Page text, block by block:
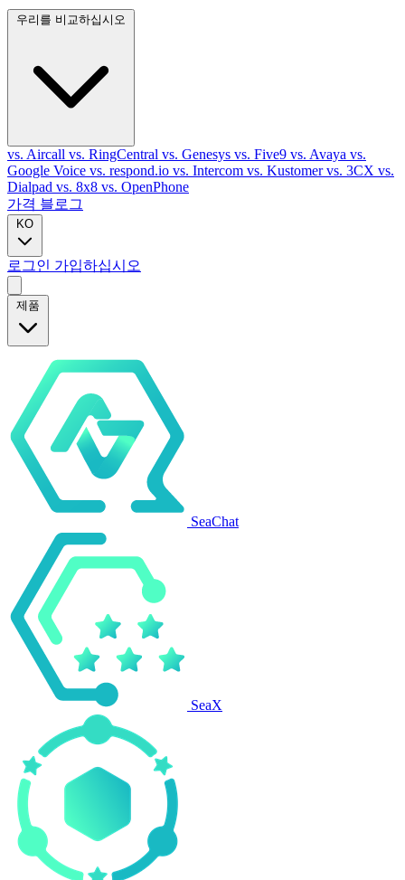
vs. Aircall vs. RingCentral vs. Genesys vs. Five9 vs. Avaya vs.
Google Voice vs. respond.io vs. Intercom vs. Kustomervs. 3CX vs.
Dialpad vs. 8x8 vs. OpenPhone
가격 블로그
KO
로그인 가입하십시오
제품
SeaChat
SeaX